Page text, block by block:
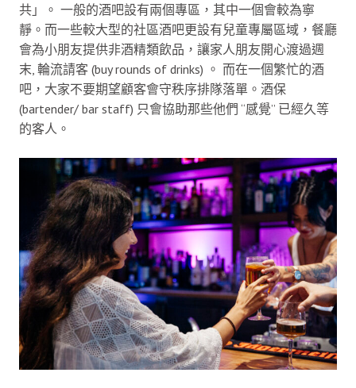
共」。 一般的酒吧設有兩個專區，其中一個會較為寧
靜。而一些較大型的社區酒吧更設有兒童專屬區域，餐廳
會為小朋友提供非酒精類飲品，讓家人朋友開心渡過週
末, 輪流請客 (buy rounds of drinks) 。 而在一個繁忙的酒
吧，大家不要期望顧客會守秩序排隊落單。酒保
(bartender/ bar staff) 只會協助那些他們 “感覺” 已經久等
的客人。